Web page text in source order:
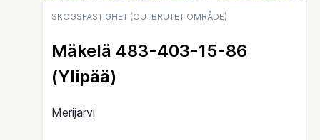
SKOGSFASTIGHET (OUTBRUTET OMRÅDE)
Mäkelä 483-403-15-86
(Ylipää)
Merijärvi